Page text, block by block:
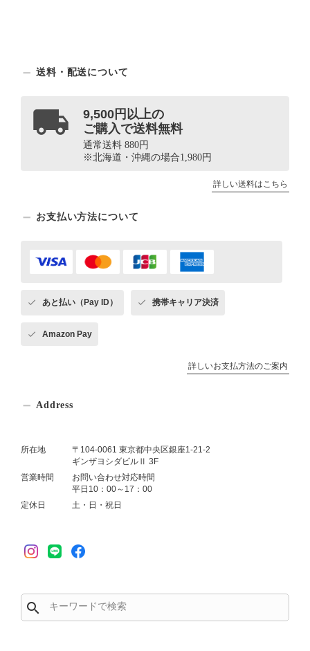
送料・配送について
9,500円以上の
ご購入で送料無料
通常送料 880円
※北海道・沖縄の場合1,980円
詳しい送料はこちら
お支払い方法について
あと払い（Pay ID） 携帯キャリア決済
Amazon Pay
詳しいお支払方法のご案内
Address
所在地
〒104-0061 東京都中央区銀座1-21-2
ギンザヨシダビルⅡ 3F
営業時間
お問い合わせ対応時間
平日10：00～17：00
定休日
土・日・祝日
search